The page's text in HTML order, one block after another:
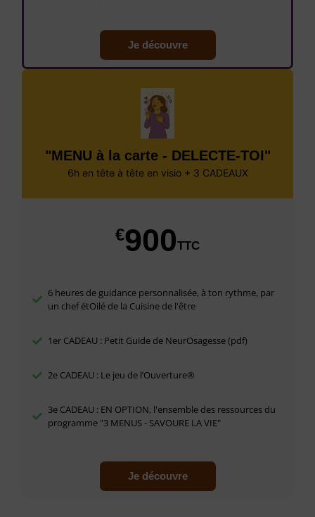
Je découvre
"MENU à la carte - DELECTE-TOI"
6h en tête à tête en visio + 3 CADEAUX
€900TTC
6 heures de guidance personnalisée, à ton rythme, par
un chef étOilé de la Cuisine de l'être
1er CADEAU : Petit Guide de NeurOsagesse (pdf)
2e CADEAU : Le jeu de l’Ouverture®
3e CADEAU : EN OPTION, l'ensemble des ressources du
programme "3 MENUS - SAVOURE LA VIE"
Je découvre